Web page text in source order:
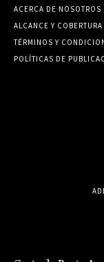
ACERCA DE NOSOTROS
ALCANCE Y COBERTURA
TÉRMINOS Y
POLÍTICAS DE